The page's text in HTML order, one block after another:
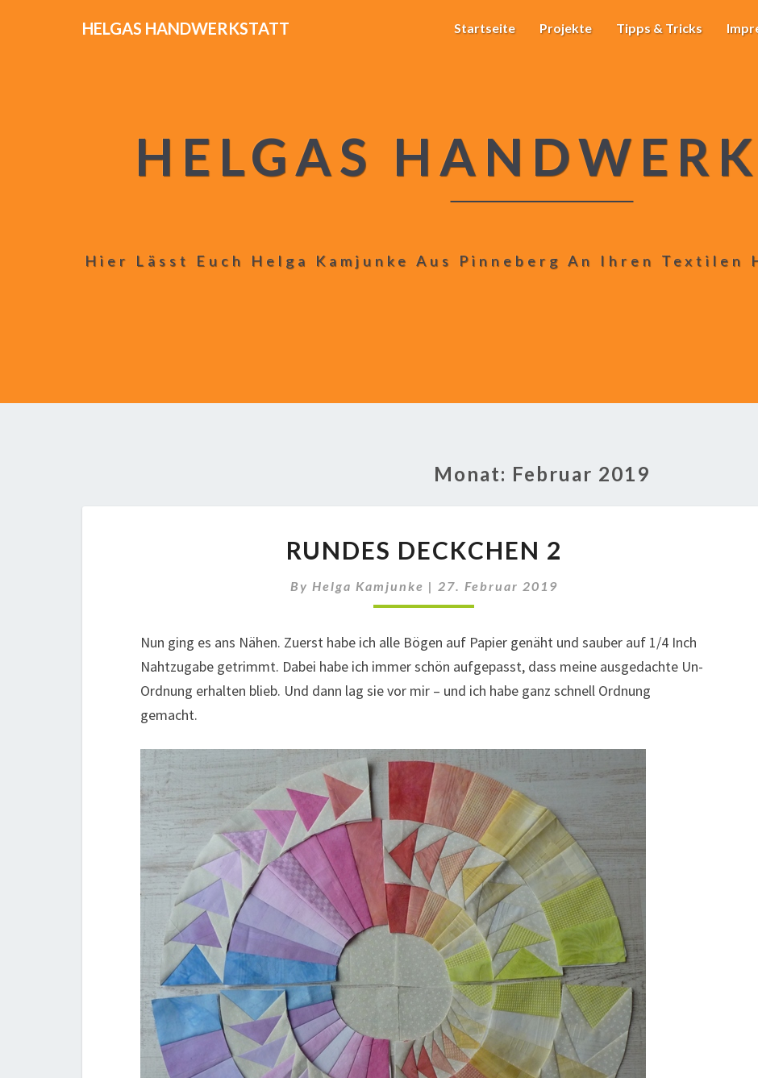
HELGAS HANDWERKSTATT Startseite Projekte Tipps & Tricks
HELGAS
Hier Lässt Euch Helga Kamjunke Aus Pinneberg An Ihren Textilen
Monat: Februar 2019
DECKCHEN
RUNDES DECKCHEN 2
By Helga Kamjunke | 27. Februar 2019
Nun ging es ans Nähen. Zuerst habe ich alle Bögen auf Papier genäht und sauber auf 1/4 Inch
Nahtzugabe getrimmt. Dabei habe ich immer schön aufgepasst, dass meine ausgedachte Un-
Ordnung erhalten blieb. Und dann lag sie vor mir – und ich habe ganz schnell Ordnung
gemacht.